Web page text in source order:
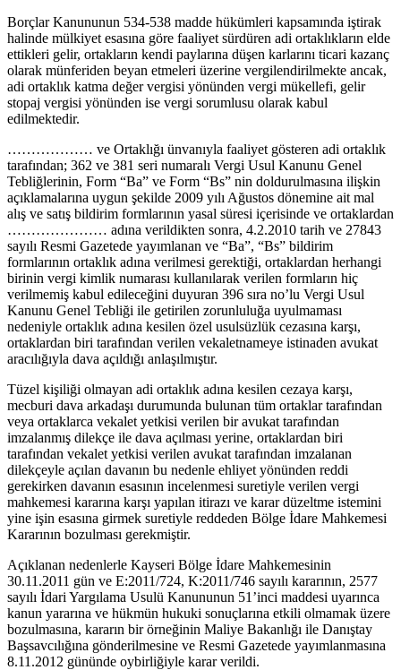
Borçlar Kanununun 534-538 madde hükümleri kapsamında iştirak
halinde mülkiyet esasına göre faaliyet sürdüren adi ortaklıkların elde
ettikleri gelir, ortakların kendi paylarına düşen karlarını ticari kazanç
olarak münferiden beyan etmeleri üzerine vergilendirilmekte ancak,
adi ortaklık katma değer vergisi yönünden vergi mükellefi, gelir
stopaj vergisi yönünden ise vergi sorumlusu olarak kabul
edilmektedir.
……………… ve Ortaklığı ünvanıyla faaliyet gösteren adi ortaklık
tarafından; 362 ve 381 seri numaralı Vergi Usul Kanunu Genel
Tebliğlerinin, Form “Ba” ve Form “Bs” nin doldurulmasına ilişkin
açıklamalarına uygun şekilde 2009 yılı Ağustos dönemine ait mal
alış ve satış bildirim formlarının yasal süresi içerisinde ve ortaklardan
………………… adına verildikten sonra, 4.2.2010 tarih ve 27843
sayılı Resmi Gazetede yayımlanan ve “Ba”, “Bs” bildirim
formlarının ortaklık adına verilmesi gerektiği, ortaklardan herhangi
birinin vergi kimlik numarası kullanılarak verilen formların hiç
verilmemiş kabul edileceğini duyuran 396 sıra no’lu Vergi Usul
Kanunu Genel Tebliği ile getirilen zorunluluğa uyulmaması
nedeniyle ortaklık adına kesilen özel usulsüzlük cezasına karşı,
ortaklardan biri tarafından verilen vekaletnameye istinaden avukat
aracılığıyla dava açıldığı anlaşılmıştır.
Tüzel kişiliği olmayan adi ortaklık adına kesilen cezaya karşı,
mecburi dava arkadaşı durumunda bulunan tüm ortaklar tarafından
veya ortaklarca vekalet yetkisi verilen bir avukat tarafından
imzalanmış dilekçe ile dava açılması yerine, ortaklardan biri
tarafından vekalet yetkisi verilen avukat tarafından imzalanan
dilekçeyle açılan davanın bu nedenle ehliyet yönünden reddi
gerekirken davanın esasının incelenmesi suretiyle verilen vergi
mahkemesi kararına karşı yapılan itirazı ve karar düzeltme istemini
yine işin esasına girmek suretiyle reddeden Bölge İdare Mahkemesi
Kararının bozulması gerekmiştir.
Açıklanan nedenlerle Kayseri Bölge İdare Mahkemesinin
30.11.2011 gün ve E:2011/724, K:2011/746 sayılı kararının, 2577
sayılı İdari Yargılama Usulü Kanununun 51’inci maddesi uyarınca
kanun yararına ve hükmün hukuki sonuçlarına etkili olmamak üzere
bozulmasına, kararın bir örneğinin Maliye Bakanlığı ile Danıştay
Başsavcılığına gönderilmesine ve Resmi Gazetede yayımlanmasına
8.11.2012 gününde oybirliğiyle karar verildi.